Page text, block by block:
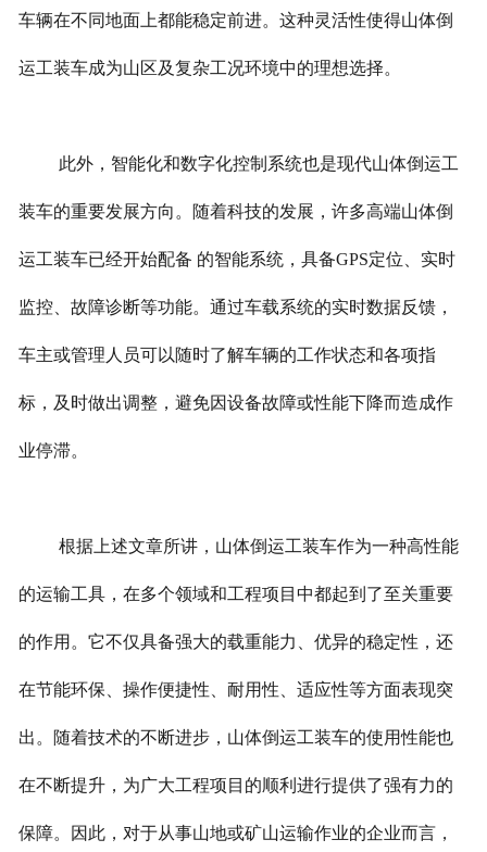
车辆在不同地面上都能稳定前进。这种灵活性使得山体倒
运工装车成为山区及复杂工况环境中的理想选择。
此外，智能化和数字化控制系统也是现代山体倒运工
装车的重要发展方向。随着科技的发展，许多高端山体倒
运工装车已经开始配备 的智能系统，具备GPS定位、实时
监控、故障诊断等功能。通过车载系统的实时数据反馈，
车主或管理人员可以随时了解车辆的工作状态和各项指
标，及时做出调整，避免因设备故障或性能下降而造成作
业停滞。
根据上述文章所讲，山体倒运工装车作为一种高性能
的运输工具，在多个领域和工程项目中都起到了至关重要
的作用。它不仅具备强大的载重能力、优异的稳定性，还
在节能环保、操作便捷性、耐用性、适应性等方面表现突
出。随着技术的不断进步，山体倒运工装车的使用性能也
在不断提升，为广大工程项目的顺利进行提供了强有力的
保障。因此，对于从事山地或矿山运输作业的企业而言，